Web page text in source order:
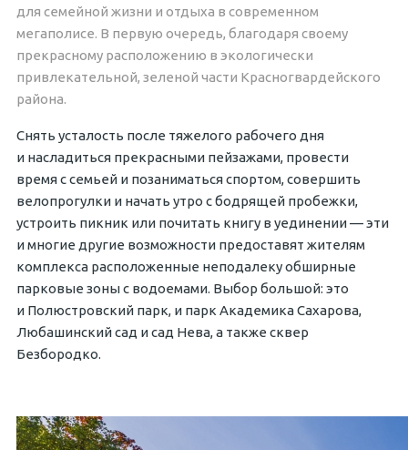
для семейной жизни и отдыха в современном
мегаполисе. В первую очередь, благодаря своему
прекрасному расположению в экологически
привлекательной, зеленой части Красногвардейского
района.
Снять усталость после тяжелого рабочего дня
и насладиться прекрасными пейзажами, провести
время с семьей и позаниматься спортом, совершить
велопрогулки и начать утро с бодрящей пробежки,
устроить пикник или почитать книгу в уединении — эти
и многие другие возможности предоставят жителям
комплекса расположенные неподалеку обширные
парковые зоны с водоемами. Выбор большой: это
и Полюстровский парк, и парк Академика Сахарова,
Любашинский сад и сад Нева, а также сквер
Безбородко.